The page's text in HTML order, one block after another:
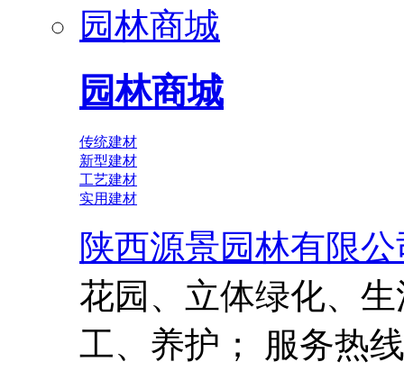
园林商城
园林商城
传统建材
新型建材
工艺建材
实用建材
陕西源景园林有限公
花园、立体绿化、
工、养护； 服务热